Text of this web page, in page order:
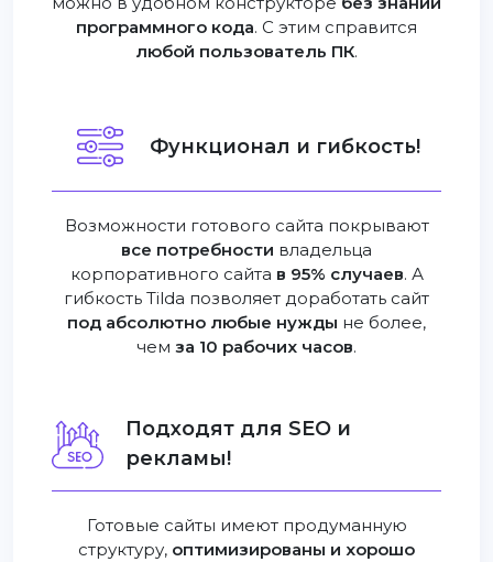
программного кода. С этим справится
любой пользователь ПК.
Функционал и гибкость!
Возможности готового сайта покрывают
все потребности владельца
корпоративного сайта в 95% случаев. А
гибкость Tilda позволяет доработать сайт
под абсолютно любые нужды не более,
чем за 10 рабочих часов.
Подходят для SEO и
рекламы!
Готовые сайты имеют продуманную
структуру, оптимизированы и хорошо